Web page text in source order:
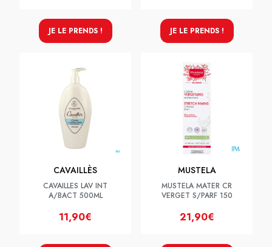
JE LE PRENDS ! JE LE PRENDS !
CAVAILLÈS
CAVAILLES LAV INT
A/BACT 500ML
11,90€
MUSTELA
MUSTELA MATER CR
VERGET S/PARF 150
21,90€